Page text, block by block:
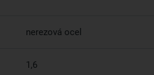
nerezová ocel
1,6